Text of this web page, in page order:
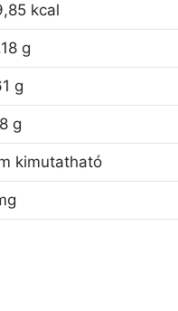
kcal
g
g
g
kimutatható